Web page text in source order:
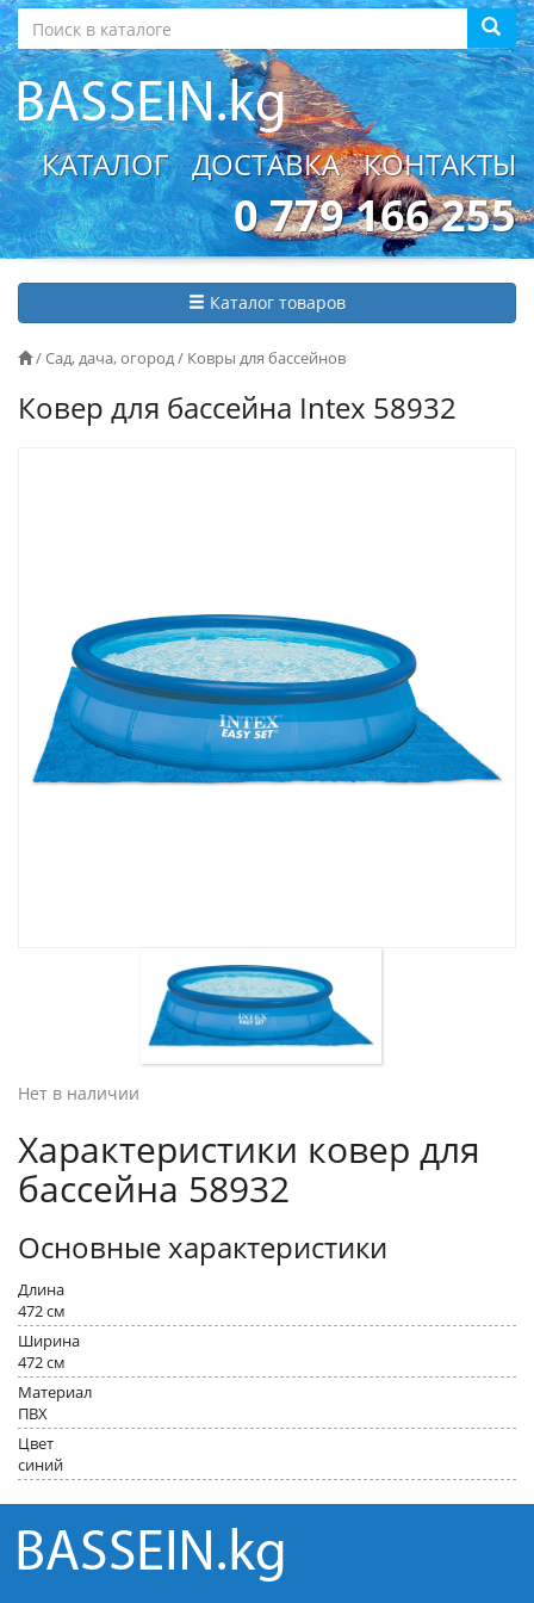
КАТАЛОГ ДОСТАВКА КОНТАКТЫ
0 779 166 255
Каталог товаров
/Сад, дача, огород/ Ковры для бассейнов
Ковер для бассейна Intex 58932
Нет в наличии
Характеристики ковер для
бассейна 58932
Основные характеристики
Длина
472 см
Ширина
472 см
Материал
ПВХ
Цвет
синий